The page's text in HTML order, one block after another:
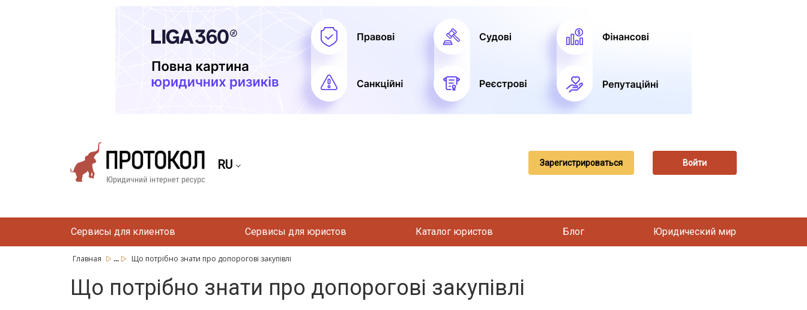
RU Зарегистрироваться Войти
Сервисы для клиентов Сервисы для юристов Каталог юристов Блог Юридический мир
Главная ... Що потрібно знати про допорогові закупівлі
Що потрібно знати про допорогові закупівлі